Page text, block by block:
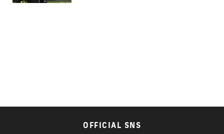
OFFICIAL SNS